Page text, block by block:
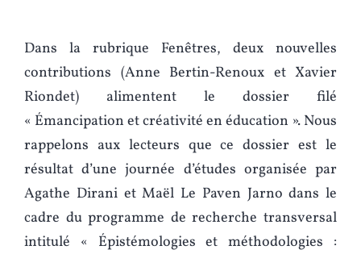
Dans la rubrique Fenêtres, deux nouvelles
contributions (Anne Bertin-Renoux et Xavier
Riondet) alimentent le dossier filé
« Émancipation et créativité en éducation ». Nous
rappelons aux lecteurs que ce dossier est le
résultat d’une journée d’études organisée par
Agathe Dirani et Maël Le Paven Jarno dans le
cadre du programme de recherche transversal
intitulé « Épistémologies et méthodologies :